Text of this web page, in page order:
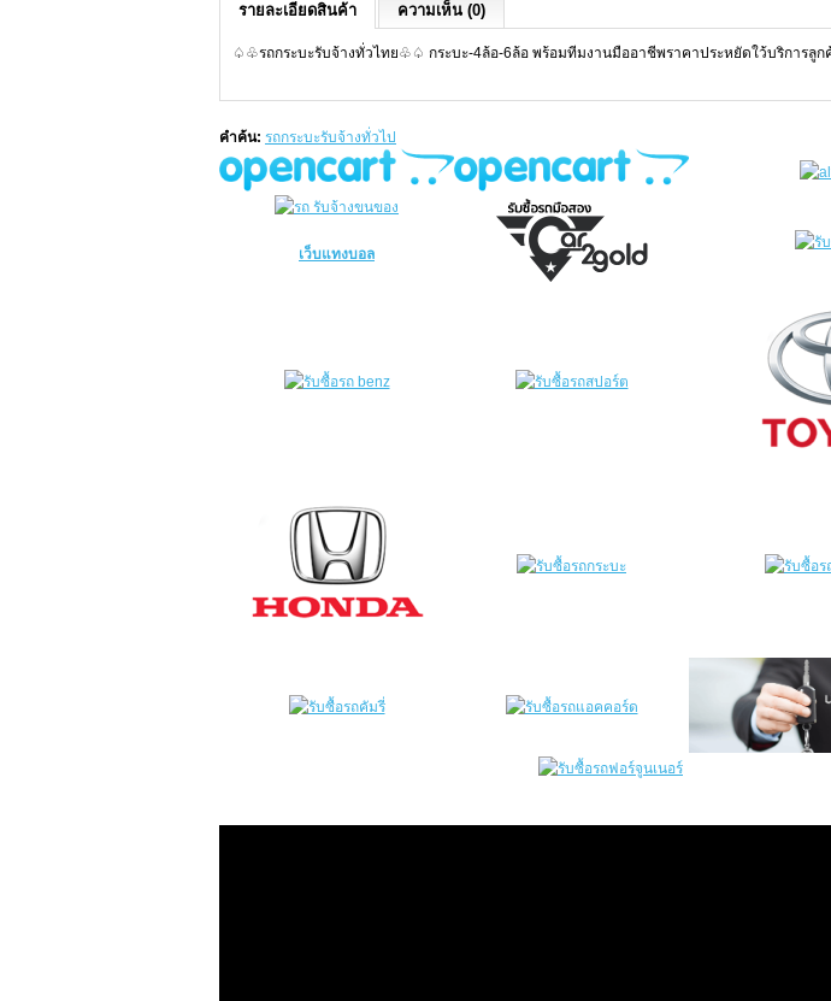
รายละเอียดสินค้า ความเห็น (0)
♤♧รถกระบะรับจ้างทั่วไทย♧♤ กระบะ-4ล้อ-6ล้อ พร้อมทีมงานมืออาชีพราคาประหยัดใว้บริการลู
คำค้น: รถกระบะรับจ้างทั่วไป
เว็บแทงบอล